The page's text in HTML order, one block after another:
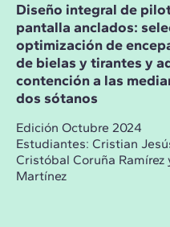
Diseño integral de
pantalla anclados:
optimización de
de bielas y tirantes y
contención a las
dos sótanos
Edición Octubre 2024
Estudiantes: Cristian
Cristóbal Coruña Ramírez
Martínez